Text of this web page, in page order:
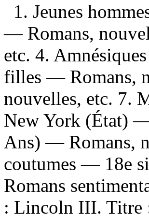
1. Jeunes
— Romans,
etc. 4.
filles — Romans,
nouvelles, etc. 7.
New York (État)
Ans) — Romans,
coutumes — 18e
Romans
: Lincoln III. Titre